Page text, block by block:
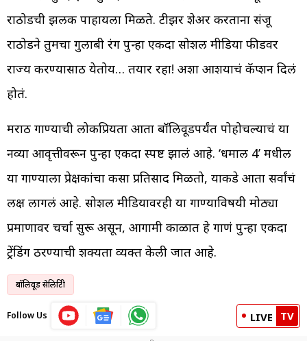
राठोडची झलक पाहायला मिळते. टीझर शेअर करताना संजू
राठोडने तुमचा गुलाबी रंग पुन्हा एकदा सोशल मीडिया फीडवर
राज्य करण्यासाठी येतोय… तयार रहा! अशा आशयाचं कॅप्शन दिलं
होतं.
मराठी गाण्याची लोकप्रियता आता बॉलिवूडपर्यंत पोहोचल्याचं या
नव्या आवृत्तीवरून पुन्हा एकदा स्पष्ट झालं आहे. ‘धमाल 4’ मधील
या गाण्याला प्रेक्षकांचा कसा प्रतिसाद मिळतो, याकडे आता सर्वांचं
लक्ष लागलं आहे. सोशल मीडियावरही या गाण्याविषयी मोठ्या
प्रमाणावर चर्चा सुरू असून, आगामी काळात हे गाणं पुन्हा एकदा
ट्रेंडिंग ठरण्याची शक्यता व्यक्त केली जात आहे.
बॉलिवूड सेलिब्रिटी
Follow Us LIVE TV